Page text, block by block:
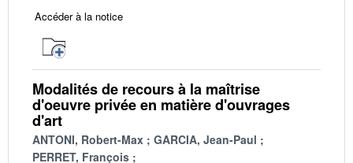
Accéder à la notice
Modalités de recours à la maîtrise
d'oeuvre privée en matière d'ouvrages
d'art
ANTONI, Robert-Max
GARCIA, Jean-Paul
PERRET, François